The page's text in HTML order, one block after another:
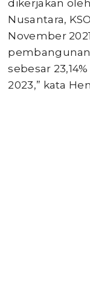
dikerjakan oleh
Nusantara,
November
sebesar
2023,” kata